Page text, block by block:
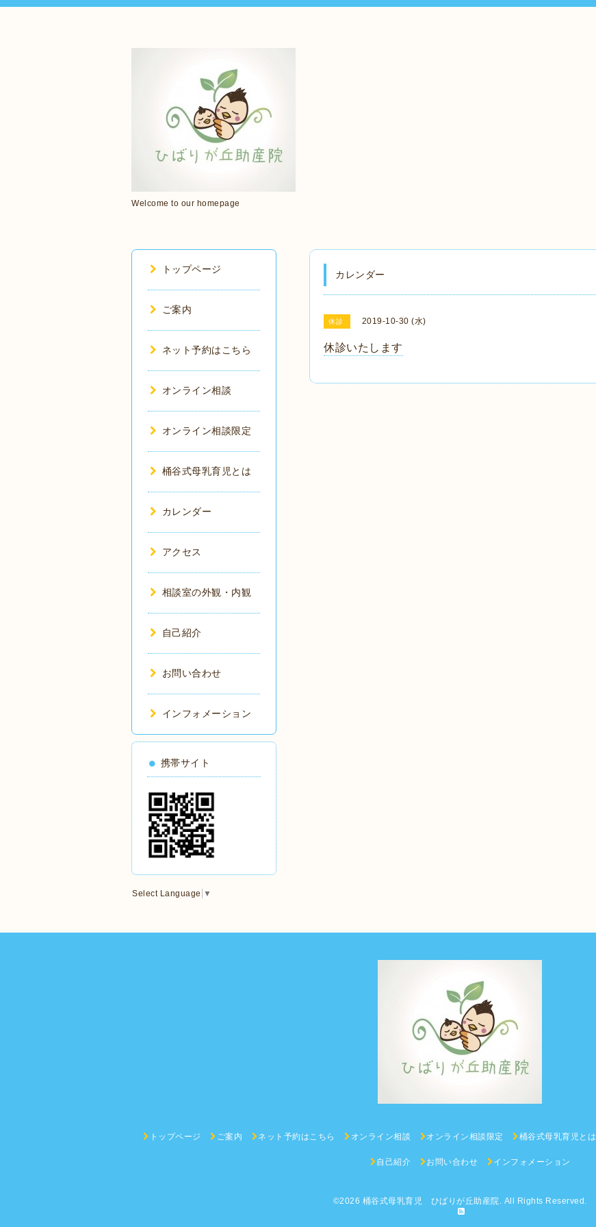
Welcome to our homepage
カレンダー
休診 2019-10-30 (水)
休診いたします
トップページ
ご案内
ネット予約はこちら
オンライン相談
オンライン相談限定
桶谷式母乳育児とは
カレンダー
アクセス
相談室の外観・内観
自己紹介
お問い合わせ
インフォメーション
携帯サイト
Select Language ▼
トップページ ご案内 ネット予約はこちら オンライン相談 オンライン相談限定 桶谷式母乳育児とは
自己紹介 お問い合わせ インフォメーション
©2026 桶谷式母乳育児 ひばりが丘助産院. All Rights Reserved.